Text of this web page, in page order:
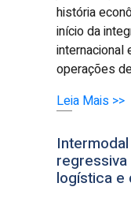
história
início da
internacional
operações
Leia Mais >>
logística